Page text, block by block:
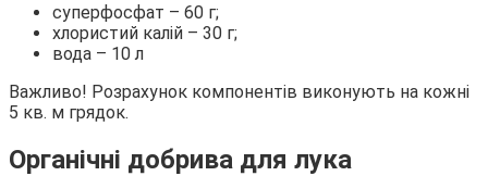
суперфосфат – 60 г;
хлористий калій – 30 г;
вода – 10 л
Важливо! Розрахунок компонентів виконують на кожні
5 кв. м грядок.
Органічні добрива для лука